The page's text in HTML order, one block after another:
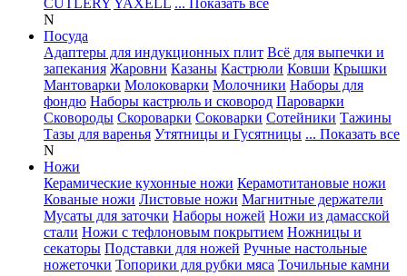
CUTLERYYAXELL ... Показать все
N
Посуда
Адаптеры для индукционных плит Всё для выпечки и
запекания Жаровни Казаны Кастрюли Ковши Крышки
Мантоварки Молоковарки Молочники Наборы для
фондю Наборы кастрюль и сковород Пароварки
Сковороды Скороварки Соковарки Сотейники Тажины
Тазы для варенья Утятницы и Гусятницы ... Показать все
N
Ножи
Керамические кухонные ножи Керамотитановые ножи
Кованые ножи Листовые ножи Магнитные держатели
Мусаты для заточки Наборы ножей Ножи из дамасской
стали Ножи с тефлоновым покрытием Ножницы и
секаторы Подставки для ножей Ручные настольные
ножеточки Топорики для рубки мяса Точильные камни